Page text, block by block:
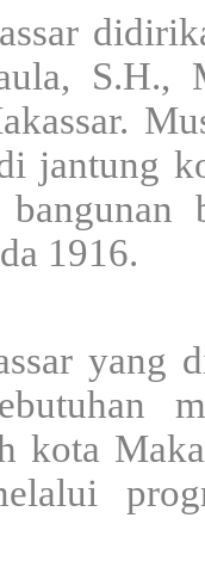
S.H.,
jantung
1916.
yang
kota